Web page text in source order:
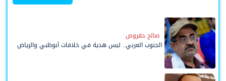
صالح حقروص
الجنوب العربي.. ليس هدية في خلافات أبوظبي والرياض